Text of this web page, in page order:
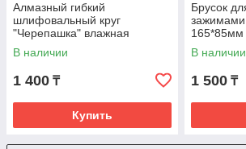
Алмазный гибкий
шлифовальный круг
"Черепашка" влажная
шлифовка, 100мм №800
РемоКолор 74-4-080
В наличии
1 400 ₸
Купить
Брусок
зажимами
165
В наличии
1 500 ₸